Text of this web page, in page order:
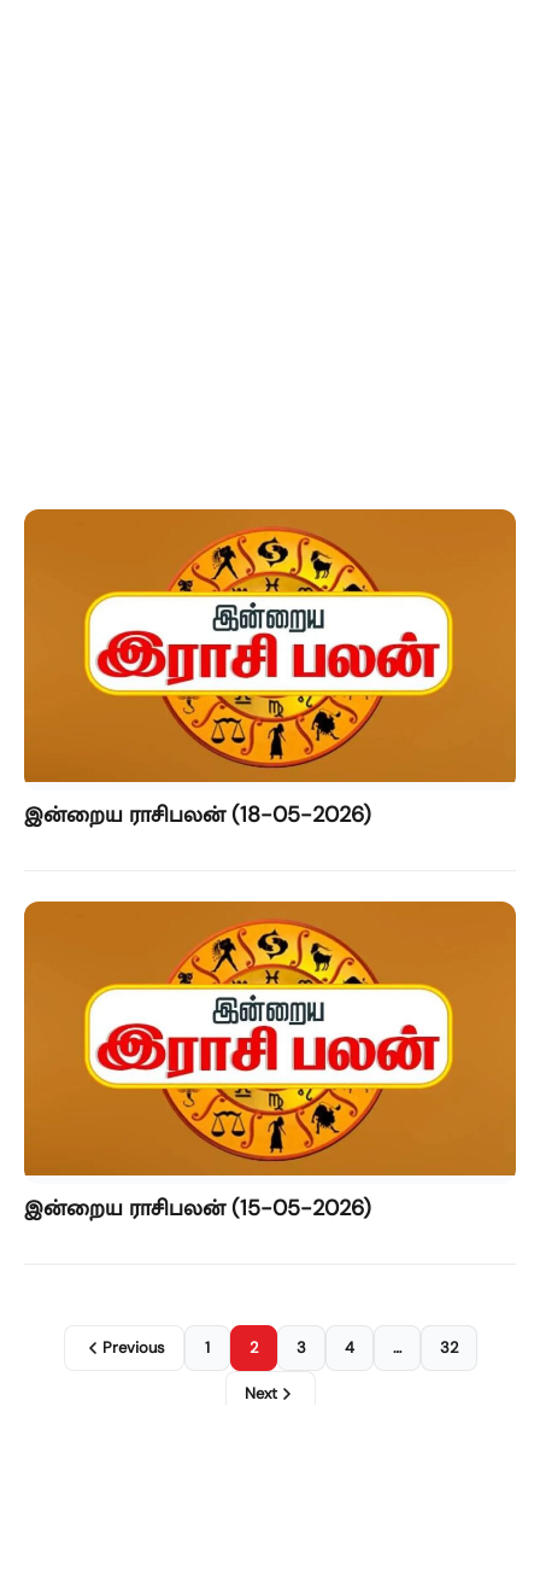
இன்றைய ராசிபலன் (18-05-2026)
இன்றைய ராசிபலன் (15-05-2026)
Previous 1 2 3 4 … 32
Next